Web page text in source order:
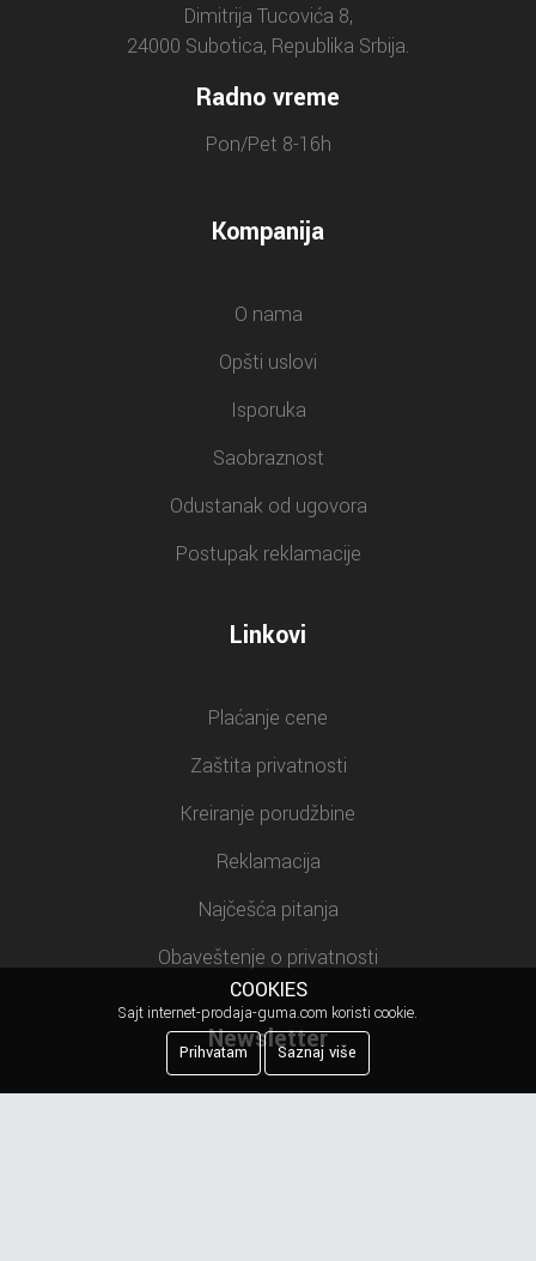
Dimitrija Tucovića 8,
24000 Subotica, Republika Srbija.
Radno vreme
Pon/Pet 8-16h
Kompanija
O nama
Opšti uslovi
Isporuka
Saobraznost
Odustanak od ugovora
Postupak reklamacije
Linkovi
Plaćanje cene
Zaštita privatnosti
Kreiranje porudžbine
Reklamacija
Najčešća pitanja
Obaveštenje o privatnosti
Newsletter
COOKIES
Sajt internet-prodaja-guma.com koristi cookie.
Prihvatam
Saznaj više